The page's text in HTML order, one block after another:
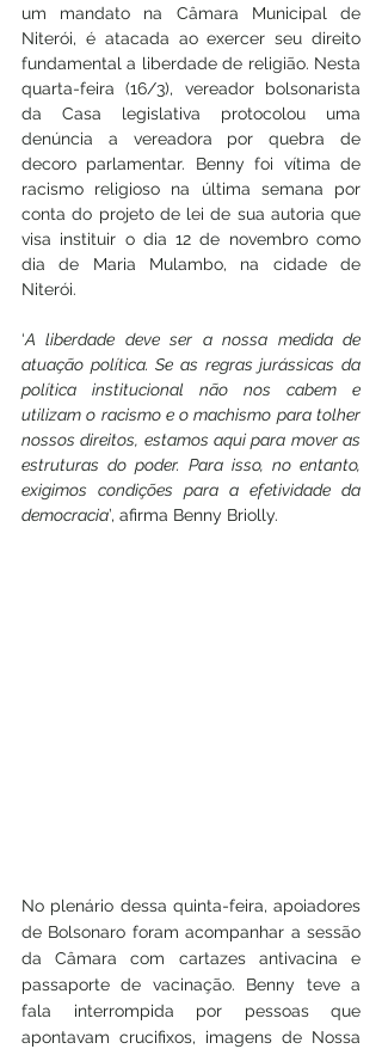
um mandato na Câmara Municipal de
Niterói, é atacada ao exercer seu direito
fundamental a liberdade de religião. Nesta
quarta-feira (16/3), vereador bolsonarista
da Casa legislativa protocolou uma
denúncia a vereadora por quebra de
decoro parlamentar. Benny foi vítima de
racismo religioso na última semana por
conta do projeto de lei de sua autoria que
visa instituir o dia 12 de novembro como
dia de Maria Mulambo, na cidade de
Niterói.
‘A liberdade deve ser a nossa medida de
atuação política. Se as regras jurássicas da
política institucional não nos cabem e
utilizam o racismo e o machismo para tolher
nossos direitos, estamos aqui para mover as
estruturas do poder. Para isso, no entanto,
exigimos condições para a efetividade da
democracia’, afirma Benny Briolly.
No plenário dessa quinta-feira, apoiadores
de Bolsonaro foram acompanhar a sessão
da Câmara com cartazes antivacina e
passaporte de vacinação. Benny teve a
fala interrompida por pessoas que
apontavam crucifixos, imagens de Nossa